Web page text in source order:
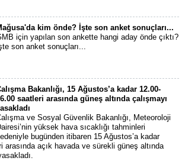
kim önde? İşte son anket sonuçları...
için yapılan son ankette hangi aday önde çıktı?
son anket sonuçları...
Bakanlığı, 15 Ağustos’a kadar 12.00-
saatleri arasında güneş altında çalışmayı
ve Sosyal Güvenlik Bakanlığı, Meteoroloji
yüksek hava sıcaklığı tahminleri
bugünden itibaren 15 Ağustos’a kadar
arasında açık havada ve sürekli güneş altında